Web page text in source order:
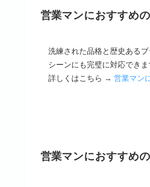
営業マンにおすすめ
洗練された品格と歴史ある
シーンにも完璧に対応できま
詳しくはこちら → 営業マン
営業マンにおすすめ